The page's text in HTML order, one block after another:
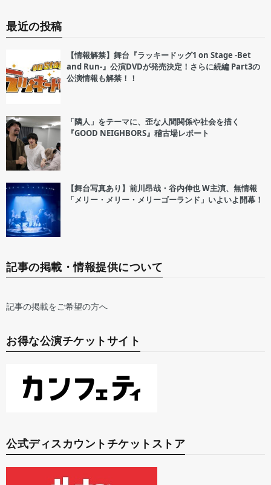
最近の投稿
【情報解禁】舞台『ラッキードッグ1 on Stage -Bet
and Run-』公演DVDが発売決定！さらに続編 Part3の
公演情報も解禁！！
「隣人」をテーマに、歪な人間関係や社会を描く
『GOOD NEIGHBORS』稽古場レポート
【舞台写真あり】前川昂哉・谷内伸也 W主演、無情報
「メリー・メリー・メリーゴーランド」いよいよ開幕！
記事の掲載・情報提供について
記事の掲載をご希望の方へ
お得な公演チケットサイト
公式ディスカウントチケットストア